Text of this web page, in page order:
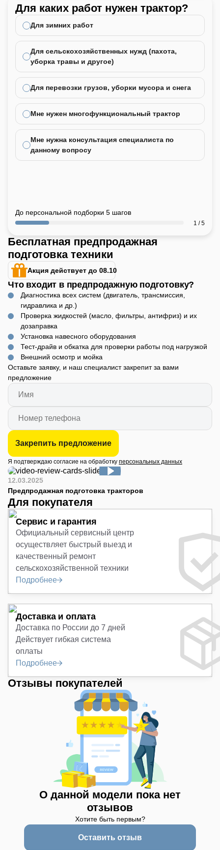
Для каких работ нужен трактор?
Для зимних работ
Для сельскохозяйственных нужд (пахота,
уборка травы и другое)
Для перевозки грузов, уборки мусора и снега
Мне нужен многофункциональный трактор
Мне нужна консультация специалиста по
данному вопросу
До персональной подборки 5 шагов
1 / 5
Бесплатная предпродажная
подготовка техники
Акция действует до 08.10
Что входит в предпродажную подготовку?
Диагностика всех систем (двигатель, трансмиссия,
гидравлика и др.)
Проверка жидкостей (масло, фильтры, антифриз) и их
дозаправка
Установка навесного оборудования
Тест-драйв и обкатка для проверки работы под нагрузкой
Внешний осмотр и мойка
Оставьте заявку, и наш специалист закрепит за вами
предложение
Закрепить предложение
Я подтверждаю согласие на обработку персональных данных
12.03.2025
Предпродажная подготовка тракторов
Для покупателя
Сервис и гарантия
Официальный сервисный центр
осуществляет быстрый выезд и
качественный ремонт
сельскохозяйственной техники
Подробнее
Доставка и оплата
Доставка по России до 7 дней
Действует гибкая система
оплаты
Подробнее
Отзывы покупателей
О данной модели пока нет
отзывов
Хотите быть первым?
Оставить отзыв